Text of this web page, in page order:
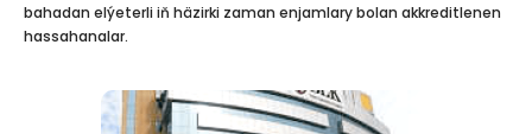
bahadan elýeterli iň häzirki zaman enjamlary bolan akkreditlenen
hassahanalar.